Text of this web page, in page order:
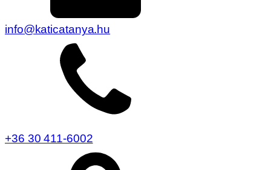
info@katicatanya.hu
+36 30 411-6002